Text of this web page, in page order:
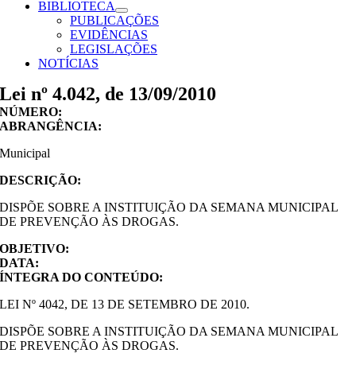
BIBLIOTECA
PUBLICAÇÕES
EVIDÊNCIAS
LEGISLAÇÕES
NOTÍCIAS
Lei nº 4.042, de 13/09/2010
NÚMERO:
ABRANGÊNCIA:
Municipal
DESCRIÇÃO:
DISPÕE SOBRE A INSTITUIÇÃO DA SEMANA MUNICIPAL
DE PREVENÇÃO ÀS DROGAS.
OBJETIVO:
DATA:
ÍNTEGRA DO CONTEÚDO:
LEI Nº 4042, DE 13 DE SETEMBRO DE 2010.
DISPÕE SOBRE A INSTITUIÇÃO DA SEMANA MUNICIPAL
DE PREVENÇÃO ÀS DROGAS.